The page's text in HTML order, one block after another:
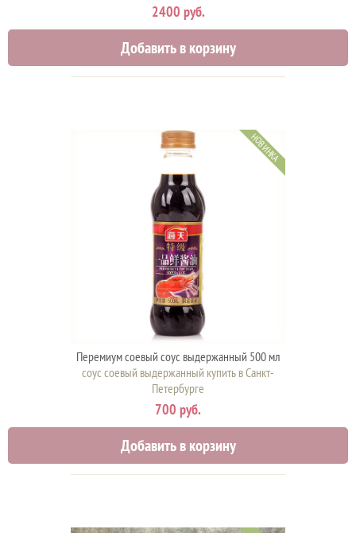
2400 руб.
Добавить в корзину
НОВИНКА
Перемиум соевый соус выдержанный 500 мл
соус соевый выдержанный купить в Санкт-
Петербурге
700 руб.
Добавить в корзину